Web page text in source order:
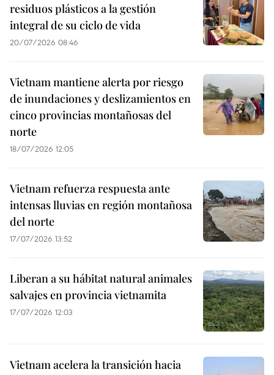
residuos plásticos a la gestión
integral de su ciclo de vida
20/07/2026 08:46
Vietnam mantiene alerta por riesgo
de inundaciones y deslizamientos en
cinco provincias montañosas del
norte
18/07/2026 12:05
Vietnam refuerza respuesta ante
intensas lluvias en región montañosa
del norte
17/07/2026 13:52
Liberan a su hábitat natural animales
salvajes en provincia vietnamita
17/07/2026 12:03
Vietnam acelera la transición hacia